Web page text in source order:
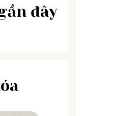
Thức Nào?
đây